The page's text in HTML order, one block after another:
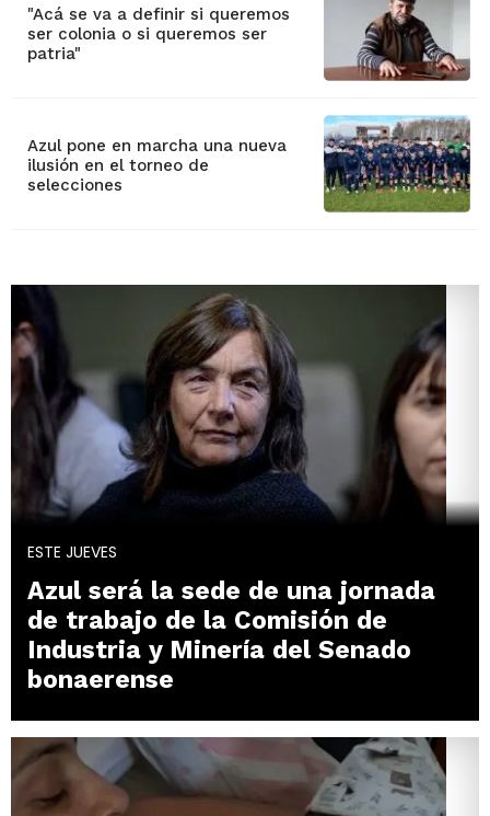
"Acá se va a definir si queremos
ser colonia o si queremos ser
patria"
Azul pone en marcha una nueva
ilusión en el torneo de
selecciones
ESTE JUEVES
Azul será la sede de una jornada
de trabajo de la Comisión de
Industria y Minería del Senado
bonaerense